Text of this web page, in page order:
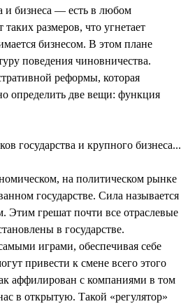
и бизнеса — есть в любом
размеров, что угнетает
бизнесом. В этом плане
поведения чиновничества.
реформы, которая
определить две вещи: функция
государства и крупного бизнеса...
на политическом рынке
государстве. Сила называется
Этим грешат почти все отраслевые
в государстве.
играми, обеспечивая себе
привести к смене всего этого
аффилирован с компаниями в том
в открытую. Такой «регулятор»